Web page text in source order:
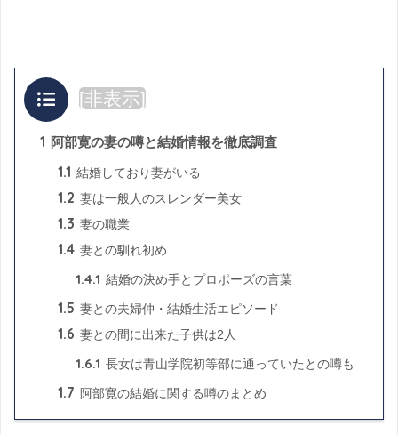
目次 [非表示]
1 阿部寛の妻の噂と結婚情報を徹底調査
1.1 結婚しており妻がいる
1.2 妻は一般人のスレンダー美女
1.3 妻の職業
1.4 妻との馴れ初め
1.4.1 結婚の決め手とプロポーズの言葉
1.5 妻との夫婦仲・結婚生活エピソード
1.6 妻との間に出来た子供は2人
1.6.1 長女は青山学院初等部に通っていたとの噂も
1.7 阿部寛の結婚に関する噂のまとめ